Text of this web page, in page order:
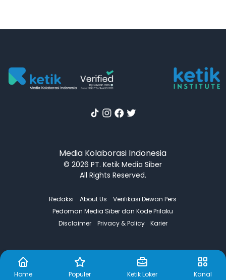
Home Populer Ketik Loker Kanal
Media Kolaborasi Indonesia
© 2026 PT. Ketik Media Siber
All Rights Reserved.
Redaksi About Us
Verifikasi Dewan Pers
Pedoman Media Siber dan Kode Prilaku
Disclaimer
Privacy & Policy Karier